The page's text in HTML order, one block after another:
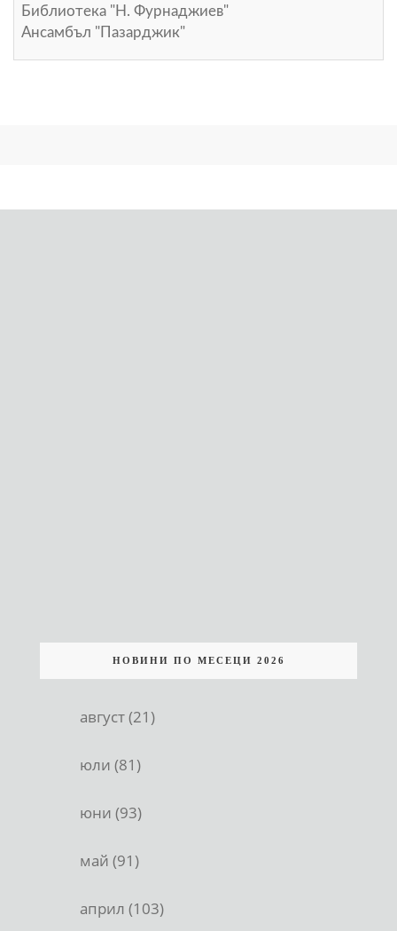
Библиотека "Н. Фурнаджиев"
Ансамбъл "Пазарджик"
НОВИНИ ПО МЕСЕЦИ 2026
август (21)
юли (81)
юни (93)
май (91)
април (103)